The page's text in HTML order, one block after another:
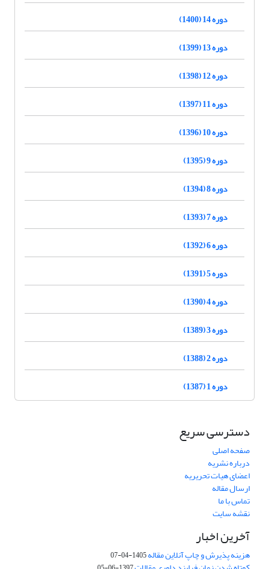
دوره 14 (1400)
دوره 13 (1399)
دوره 12 (1398)
دوره 11 (1397)
دوره 10 (1396)
دوره 9 (1395)
دوره 8 (1394)
دوره 7 (1393)
دوره 6 (1392)
دوره 5 (1391)
دوره 4 (1390)
دوره 3 (1389)
دوره 2 (1388)
دوره 1 (1387)
دسترسی سریع
صفحه اصلی
درباره نشریه
اعضای هیات تحریریه
ارسال مقاله
تماس با ما
نقشه سایت
آخرین اخبار
هزینه پذیرش و چاپ آنلاین مقاله1405-04-07